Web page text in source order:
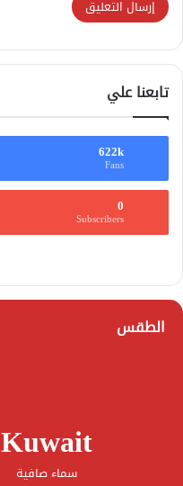
تابعنا علي
622k
Fans
0
Subscribers
الطقس
Kuwait
سماء صافية